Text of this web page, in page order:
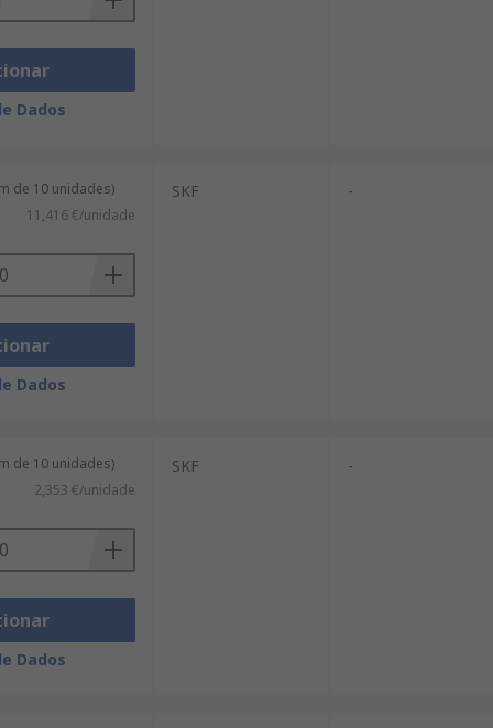
Dados
de 10 unidades)
11,416 €/unidade
Dados
SKF -
de 10 unidades)
2,353 €/unidade
Dados
SKF -